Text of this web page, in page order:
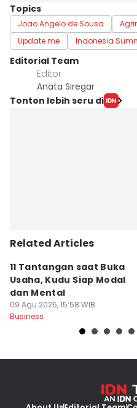
Topics
Joao Angelo de Sousa
Update me
Indonesia
Editorial Team
Editor
Anata Siregar
Tonton lebih seru di
Related Articles
11 Tantangan saat Buka
Usaha, Kudu Siap Modal
dan Mental
09 Agu 2026, 15:58 WIB
Business